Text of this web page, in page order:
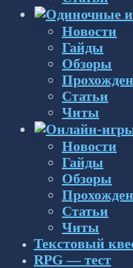
Новости
Гайды
Обзоры
Статьи
Читы
Новости
Гайды
Обзоры
Статьи
Читы
Текстовый
RPG — тест